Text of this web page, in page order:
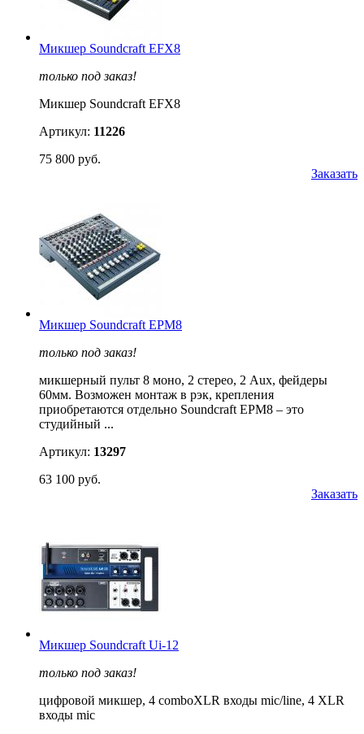
Микшер Soundcraft EFX8
только под заказ!
Микшер Soundcraft EFX8
Артикул: 11226
75 800 руб.
Заказать
Микшер Soundcraft EPM8
только под заказ!
микшерный пульт 8 моно, 2 стерео, 2 Aux, фейдеры
60мм. Возможен монтаж в рэк, крепления
приобретаются отдельно Soundcraft EPM8 – это
студийный ...
Артикул: 13297
63 100 руб.
Заказать
Микшер Soundcraft Ui-12
только под заказ!
цифровой микшер, 4 comboXLR входы mic/line, 4 XLR
входы mic